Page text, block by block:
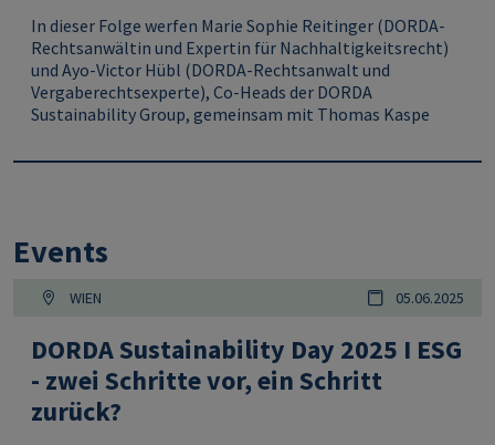
In dieser Folge werfen Marie Sophie Reitinger (DORDA-
Rechtsanwältin und Expertin für Nachhaltigkeitsrecht)
und Ayo-Victor Hübl (DORDA-Rechtsanwalt und
Vergaberechtsexperte), Co-Heads der DORDA
Sustainability Group, gemeinsam mit Thomas Kaspe
Events
WIEN 05.06.2025
DORDA Sustainability Day 2025 I ESG
- zwei Schritte vor, ein Schritt
zurück?